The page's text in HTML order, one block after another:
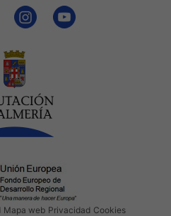
Mapa web Privacidad Cookies